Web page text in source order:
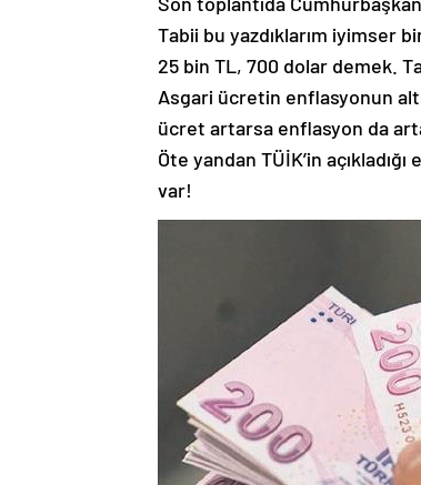
Tabii bu yazdıklarım iyimser
25 bin TL, 700 dolar demek.
Asgari ücretin enflasyonun
ücret artarsa enflasyon da
Öte yandan TÜİK’in
var!